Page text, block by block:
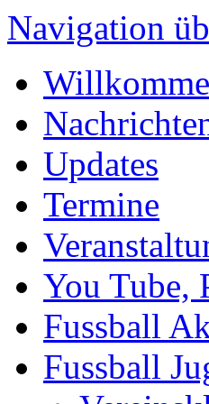
Navigation
Updates
Termine
You Tube,
Fussball
Fussball